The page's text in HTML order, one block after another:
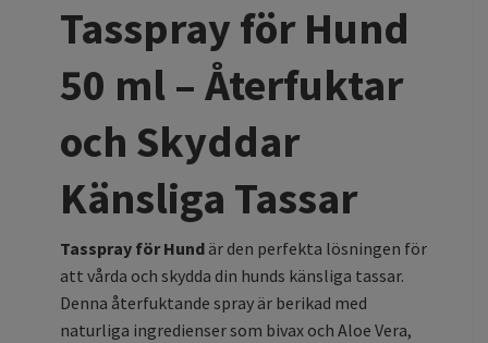
Tasspray för Hund
50 ml – Återfuktar
och Skyddar
Känsliga Tassar
Tasspray för Hund är den perfekta lösningen för
att vårda och skydda din hunds känsliga tassar.
Denna återfuktande spray är berikad med
naturliga ingredienser som bivax och Aloe Vera,